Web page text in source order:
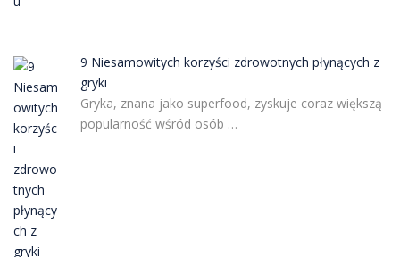
9 Niesamowitych korzyści zdrowotnych płynących z
gryki
Gryka, znana jako superfood, zyskuje coraz większą
popularność wśród osób …